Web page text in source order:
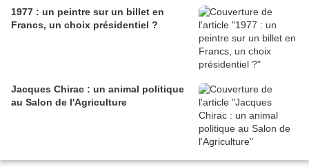
1977 : un peintre sur un billet en
Francs, un choix présidentiel ?
Jacques Chirac : un animal politique
au Salon de l'Agriculture